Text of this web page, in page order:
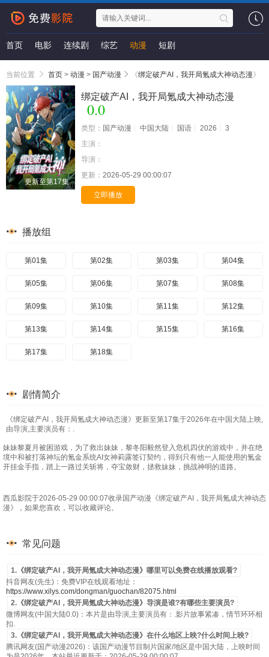
首页 电影 连续剧 综艺 动漫 短剧
当前位置 首页 > 动漫 > 国产动漫 《绑定破产AI，我开局氪成大神动态漫》
更新至第17集
绑定破产AI，我开局氪成大神动态漫
0.0
类型： 国产动漫 中国大陆 国语 2026
3
主演：
导演：
更新： 2026-05-29 00:00:07
立即播放
播放组
第01集 第02集 第03集 第04集
第05集 第06集 第07集 第08集
第09集 第10集 第11集 第12集
第13集 第14集 第15集 第16集
第17集 第18集
剧情简介
《绑定破产AI，我开局氪成大神动态漫》更新至第17集于2026年在中国大陆上映,
由导演,主要演员有：.
妹妹黎夏月被困游戏，为了救出妹妹，黎冬阳毅然登入危机四伏的游戏中，并在绝
境中和被打落神坛的氪金系统AI女神莉露签订契约，得到只有他一人能使用的氪金
开挂金手指，踏上一路过关斩将，夺宝敛财，拯救妹妹，挑战神明的道路。
西瓜影院于2026-05-29 00:00:07收录国产动漫《绑定破产AI，我开局氪成大神动态
漫》，如果您喜欢，可以收藏评论。
常见问题
1.《绑定破产AI，我开局氪成大神动态漫》哪里可以免费在线播放观看?
抖音网友(先生)：免费VIP在线观看地址：
https://www.xilys.com/dongman/guochan/82075.html
2.《绑定破产AI，我开局氪成大神动态漫》导演是谁?有哪些主要演员?
微博网友(中国大陆0.0)：本片是由导演,主要演员有：.影片故事紧凑，情节环环相
扣.
3.《绑定破产AI，我开局氪成大神动态漫》在什么地区上映?什么时间上映?
腾讯网友(国产动漫2026)：该国产动漫节目制片国家/地区是中国大陆，上映时间